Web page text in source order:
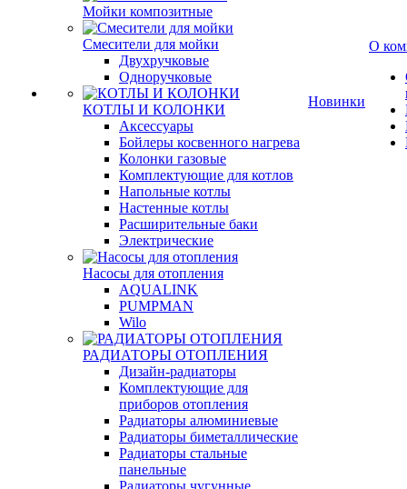
Мойки композитные
Смесители для мойки
Двухручковые
Одноручковые
КОТЛЫ И КОЛОНКИ
Аксессуары
Бойлеры косвенного нагрева
Колонки газовые
Комплектующие для котлов
Напольные котлы
Настенные котлы
Расширительные баки
Электрические
Насосы для отопления
AQUALINK
PUMPMAN
Wilo
РАДИАТОРЫ ОТОПЛЕНИЯ
Дизайн-радиаторы
Комплектующие для
приборов отопления
Радиаторы алюминиевые
Радиаторы биметаллические
Радиаторы стальные
панельные
Радиаторы чугунные
Новинки
О